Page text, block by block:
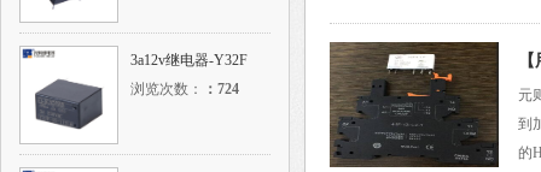
3a12v继电器-Y32F
浏览次数：
： 724
元
到
的